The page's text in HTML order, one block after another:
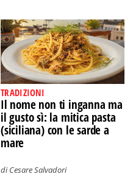
TRADIZIONI
Il nome non ti inganna ma
il gusto sì: la mitica pasta
(siciliana) con le sarde a
mare
diCesare Salvadori